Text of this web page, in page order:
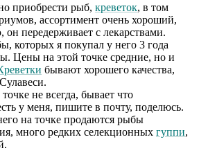
приобрести рыб, креветок, в том
ассортимент очень хороший,
он передерживает с лекарствами.
которых я покупал у него 3 года
Цены на этой точке средние, но и
бывают хорошего качества,
Сулавеси.
не всегда, бывает что
у меня, пишите в почту, поделюсь.
на точке продаются рыбы
много редких селекционных гуппи,